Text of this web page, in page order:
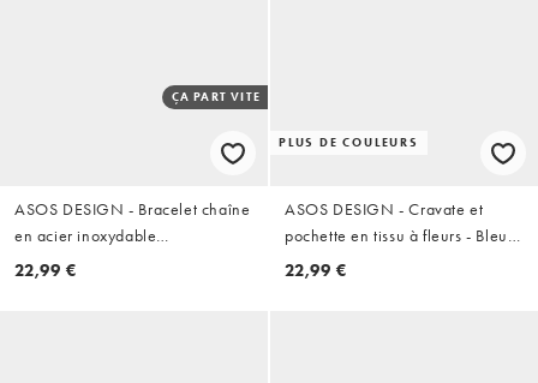
ÇA PART VITE
ASOS DESIGN - Bracelet chaîne
en acier inoxydable
imperméable - Argenté
22,99 €
PLUS DE COULEURS
ASOS DESIGN - Cravate et
pochette en tissu à fleurs - Bleu
clair
22,99 €